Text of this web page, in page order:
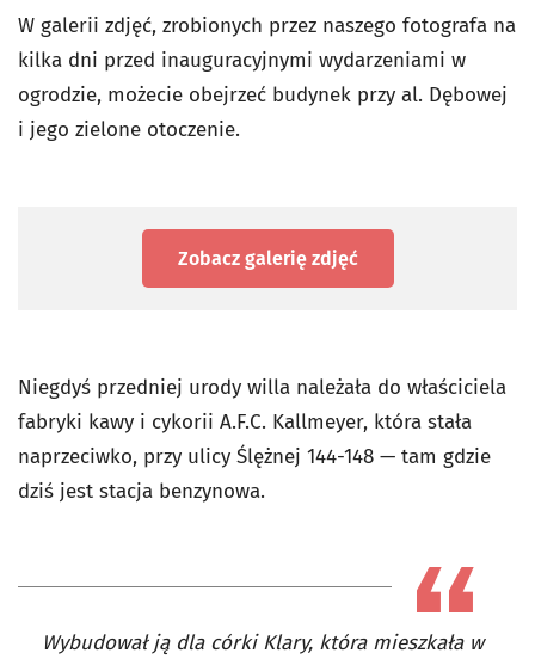
W galerii zdjęć, zrobionych przez naszego fotografa na
kilka dni przed inauguracyjnymi wydarzeniami w
ogrodzie, możecie obejrzeć budynek przy al. Dębowej
i jego zielone otoczenie.
Zobacz galerię zdjęć
Niegdyś przedniej urody willa należała do właściciela
fabryki kawy i cykorii A.F.C. Kallmeyer, która stała
naprzeciwko, przy ulicy Ślężnej 144-148 — tam gdzie
dziś jest stacja benzynowa.
Wybudował ją dla córki Klary, która mieszkała w